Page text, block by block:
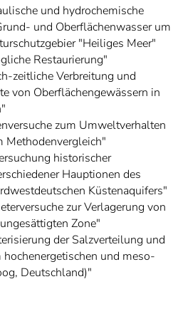
und hydrochemische
und Oberflächenwasser um
"Heiliges Meer"
Restaurierung"
zeitliche Verbreitung und
von Oberflächengewässern in
zum Umweltverhalten
Methodenvergleich"
historischer
Hauptionen des
Küstenaquifers"
zur Verlagerung von
Zone"
der Salzverteilung und
und meso-
Deutschland)"